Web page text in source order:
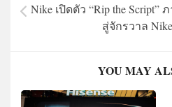
Nike เปิดตัว “Rip the
สู่จักรวาล
YOU MAY